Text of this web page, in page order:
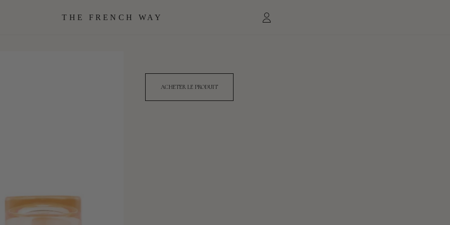
THE FRENCH WAY
ACHETER LE PRODUIT